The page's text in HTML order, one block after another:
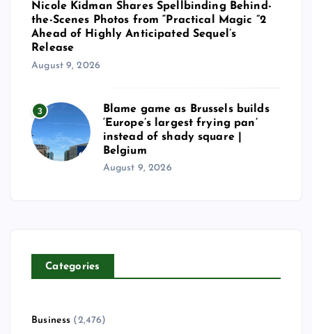
Nicole Kidman Shares Spellbinding Behind-
the-Scenes Photos from “Practical Magic ”2
Ahead of Highly Anticipated Sequel’s
Release
August 9, 2026
3
Blame game as Brussels builds
‘Europe’s largest frying pan’
instead of shady square |
Belgium
August 9, 2026
Categories
Business (2,476)